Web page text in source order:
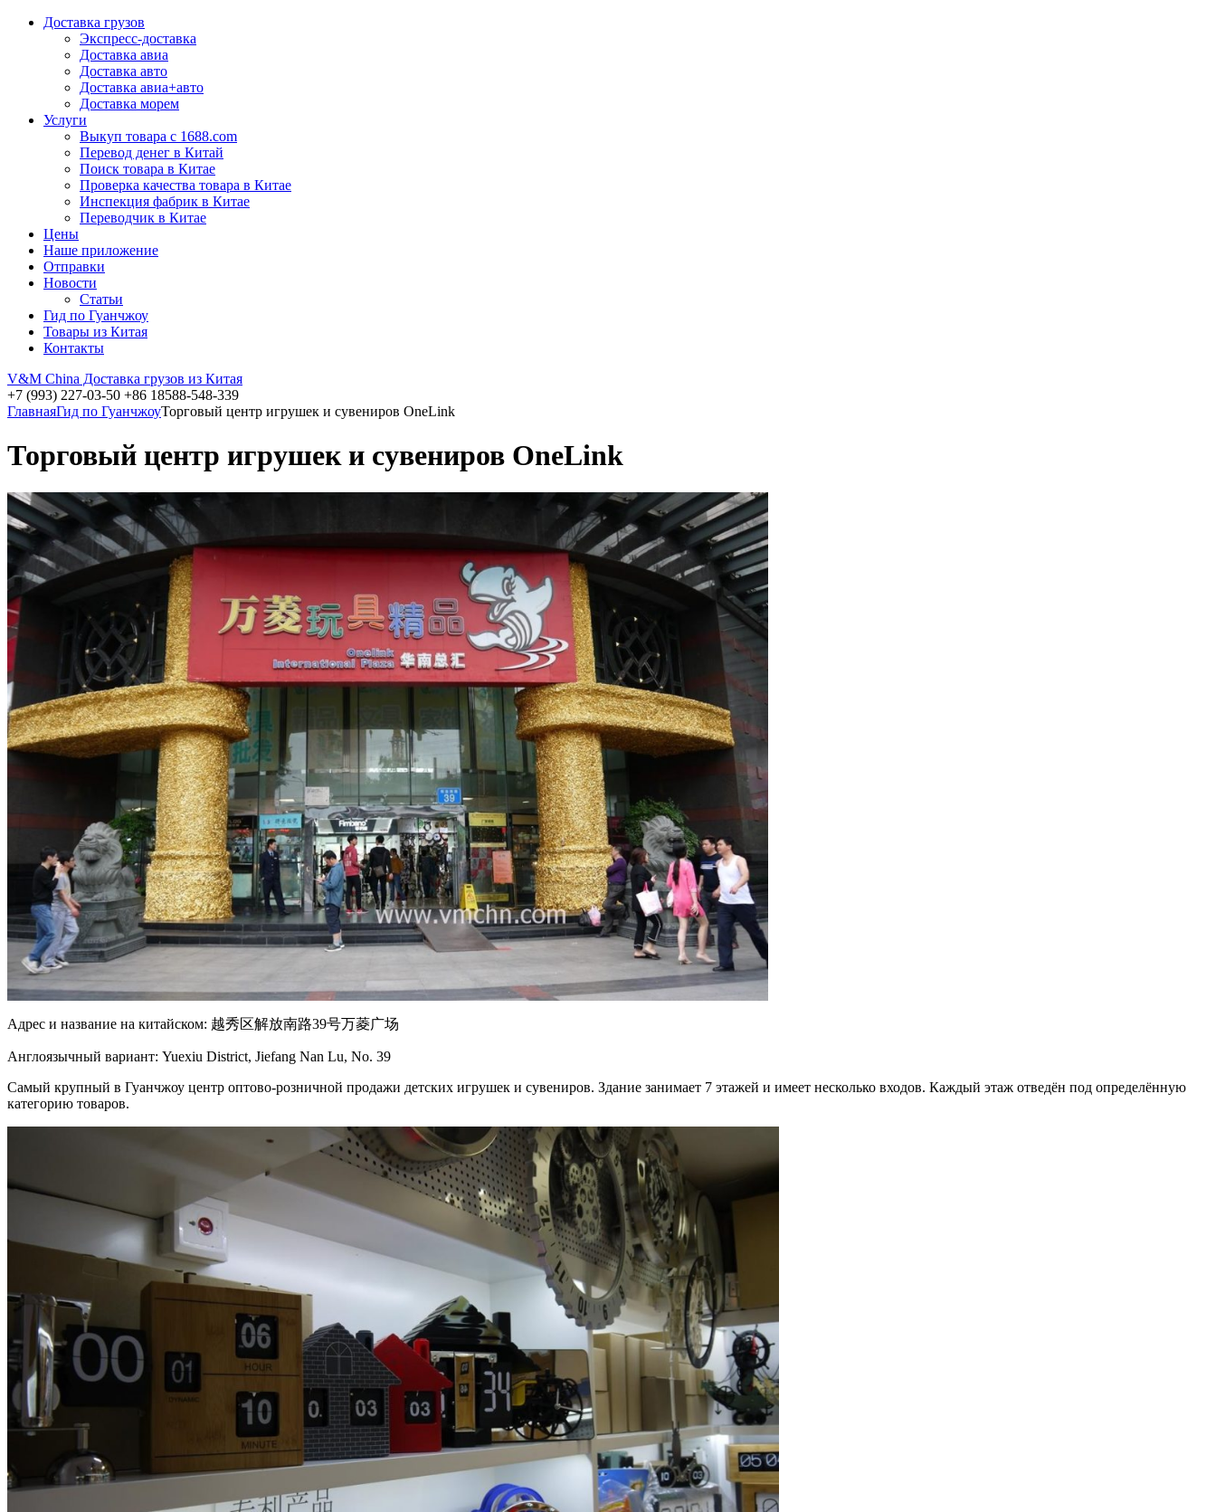
Доставка грузов
Экспресс-доставка
Доставка авиа
Доставка авто
Доставка авиа+авто
Доставка морем
Услуги
Выкуп товара с 1688.com
Перевод денег в Китай
Поиск товара в Китае
Проверка качества товара в Китае
Инспекция фабрик в Китае
Переводчик в Китае
Цены
Наше приложение
Отправки
Новости
Статьи
Гид по Гуанчжоу
Товары из Китая
Контакты
V&M China Доставка грузов из Китая
+7 (993) 227-03-50 +86 18588-548-339
ГлавнаяГид по ГуанчжоуТорговый центр игрушек и сувениров OneLink
Торговый центр игрушек и сувениров OneLink
Адрес и название на китайском: 越秀区解放南路39号万菱广场
Англоязычный вариант: Yuexiu District, Jiefang Nan Lu, No. 39
Самый крупный в Гуанчжоу центр оптово-розничной продажи детских игрушек и сувениров. Здание занимает 7 этажей и имеет несколько входов. Каждый этаж отведён под определённую
категорию товаров.